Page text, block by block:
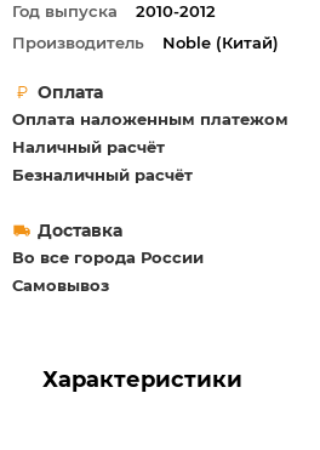
Год выпуска
2010-2012
Производитель
Noble (Китай)
Оплата
Оплата наложенным платежом
Наличный расчёт
Безналичный расчёт
Доставка
Во все города России
Самовывоз
Характеристики